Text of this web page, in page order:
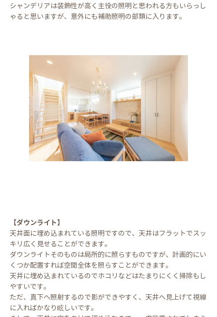
シャンデリアは装飾性が高く主役の照明と思われる方もいらっし
ゃると思いますが、意外にも補助照明の部類に入ります。
【ダウンライト】
天井面に埋め込まれている照明ですので、天井はフラットでスッ
キリ広く見せることができます。
ダウンライトそのものは局所的に照らすものですが、計画的にい
くつか配置すれば空間全体を照らすことができます。
天井に埋め込まれているのでホコリなどはたまりにくく掃除もし
やすいです。
ただ、真下へ照射するので影ができやすく、天井へ見上げて視線
に入ればかなり眩しいです。